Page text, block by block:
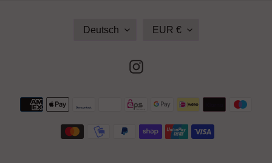
Deutsch W
R
U
EUR €
Instagram
Zahlungsmethoden